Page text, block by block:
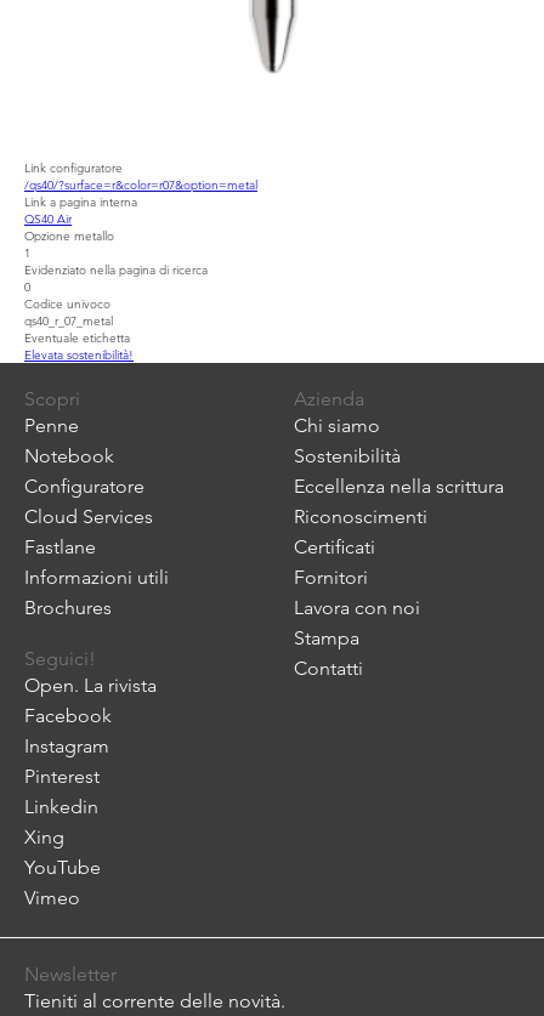
Link configuratore
/qs40/?surface=r&color=r07&option=metal
Link a pagina interna
QS40 Air
Opzione metallo
1
Evidenziato nella pagina di ricerca
0
Codice univoco
qs40_r_07_metal
Eventuale etichetta
Elevata sostenibilità!
Scopri
Penne
Notebook
Configuratore
Cloud Services
Fastlane
Informazioni utili
Brochures
Azienda
Chi siamo
Sostenibilità
Eccellenza nella scrittura
Riconoscimenti
Certificati
Fornitori
Lavora con noi
Stampa
Contatti
Seguici!
Open. La rivista
Facebook
Instagram
Pinterest
Linkedin
Xing
YouTube
Vimeo
Newsletter
Tieniti al corrente delle novità.